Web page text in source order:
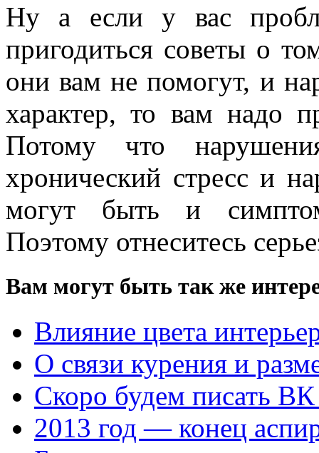
Ну а если у вас
пригодиться советы о
они вам не помогут, и
характер, то вам надо
Потому что
хронический стресс и
могут быть и
Поэтому отнеситесь
Вам могут быть так же
Влияние цвета
О связи курения и
Скоро будем писать
2013 год — конец